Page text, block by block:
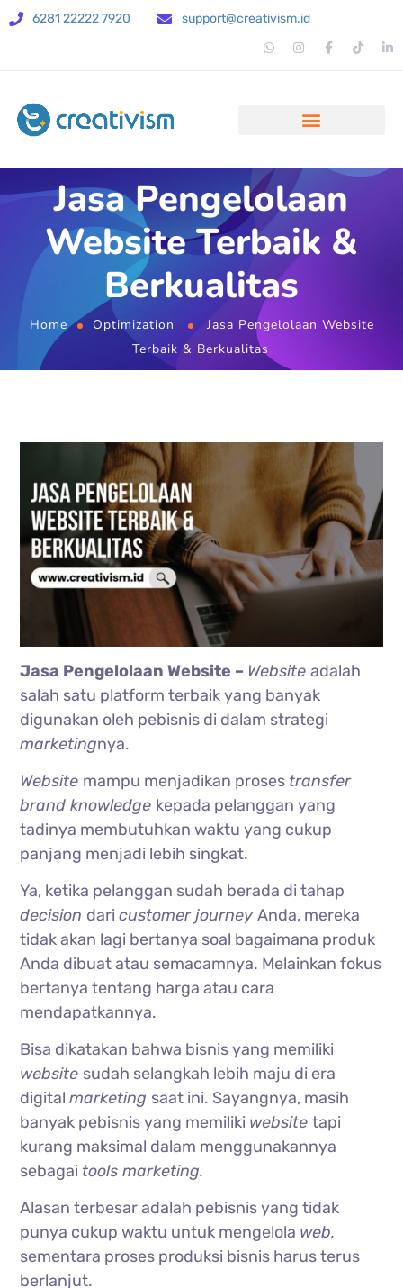
6281 22222 7920 support@creativism.id
Jasa Pengelolaan
Website Terbaik &
Berkualitas
Home Optimization
Jasa Pengelolaan Website
Terbaik & Berkualitas
Jasa Pengelolaan Website – Websiteadalah
salah satu platform terbaik yang banyak
digunakan oleh pebisnis di dalam strategi
marketingnya.
Website mampu menjadikan proses transfer
brand knowledge kepada pelanggan yang
tadinya membutuhkan waktu yang cukup
panjang menjadi lebih singkat.
Ya, ketika pelanggan sudah berada di tahap
decision daricustomer journeyAnda, mereka
tidak akan lagi bertanya soal bagaimana produk
Anda dibuat atau semacamnya. Melainkan fokus
bertanya tentang harga atau cara
mendapatkannya.
Bisa dikatakan bahwa bisnis yang memiliki
website sudah selangkah lebih maju di era
digitalmarketing saat ini. Sayangnya, masih
banyak pebisnis yang memiliki websitetapi
kurang maksimal dalam menggunakannya
sebagai tools marketing.
Alasan terbesar adalah pebisnis yang tidak
punya cukup waktu untuk mengelola web,
sementara proses produksi bisnis harus terus
berlanjut.